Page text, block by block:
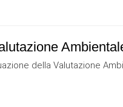
della Valutazione